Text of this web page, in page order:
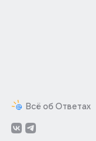
Всё об Ответах